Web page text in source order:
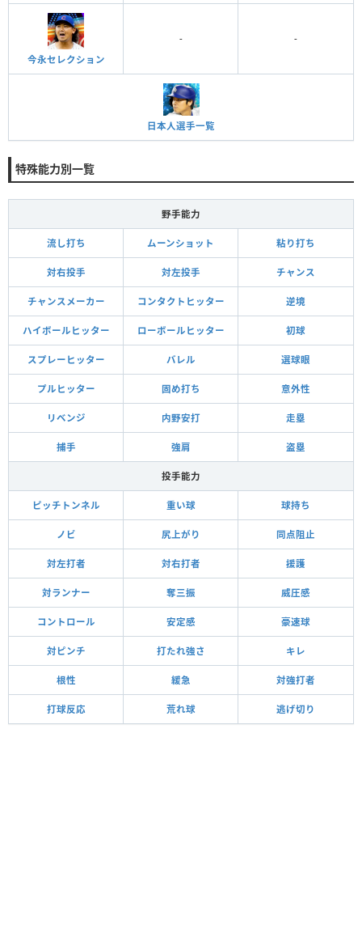
今永セレクション
- -
日本人選手一覧
特殊能力別一覧
野手能力
流し打ち ムーンショット 粘り打ち
対右投手 対左投手 チャンス
チャンスメーカー コンタクトヒッター 逆境
ハイボールヒッター ローボールヒッター 初球
スプレーヒッター バレル 選球眼
プルヒッター 固め打ち 意外性
リベンジ 内野安打 走塁
捕手 強肩 盗塁
投手能力
ピッチトンネル 重い球 球持ち
ノビ 尻上がり 同点阻止
対左打者 対右打者 援護
対ランナー 奪三振 威圧感
コントロール 安定感 豪速球
対ピンチ 打たれ強さ キレ
根性 緩急 対強打者
打球反応 荒れ球 逃げ切り